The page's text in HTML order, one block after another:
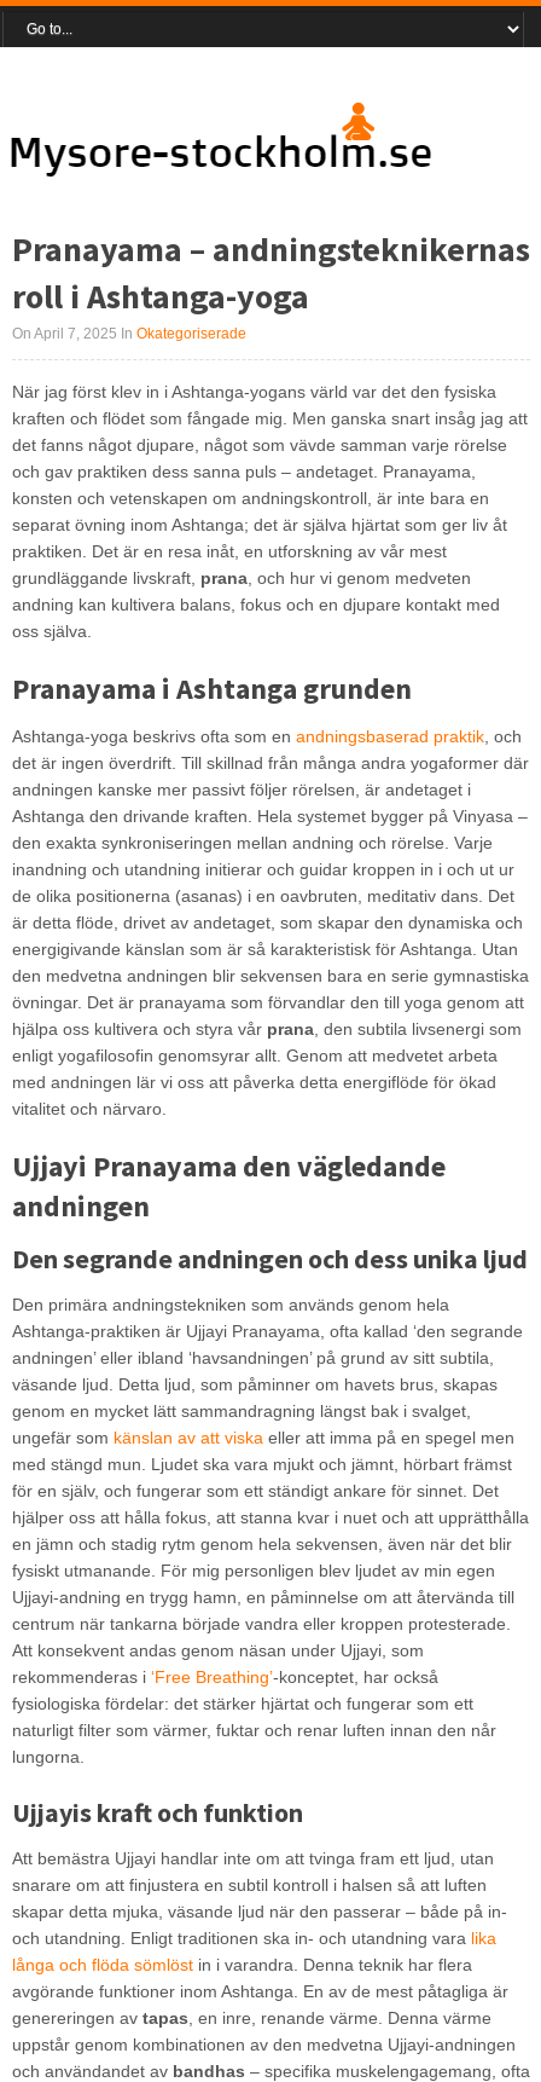
Pranayama – andningsteknikernas
roll i Ashtanga-yoga
On April 7, 2025 In Okategoriserade
När jag först klev in i Ashtanga-yogans värld var det den fysiska
kraften och flödet som fångade mig. Men ganska snart insåg jag att
det fanns något djupare, något som vävde samman varje rörelse
och gav praktiken dess sanna puls – andetaget. Pranayama,
konsten och vetenskapen om andningskontroll, är inte bara en
separat övning inom Ashtanga; det är själva hjärtat som ger liv åt
praktiken. Det är en resa inåt, en utforskning av vår mest
grundläggande livskraft, prana, och hur vi genom medveten
andning kan kultivera balans, fokus och en djupare kontakt med
oss själva.
Pranayama i Ashtanga grunden
Ashtanga-yoga beskrivs ofta som en andningsbaserad praktik, och
det är ingen överdrift. Till skillnad från många andra yogaformer där
andningen kanske mer passivt följer rörelsen, är andetaget i
Ashtanga den drivande kraften. Hela systemet bygger på Vinyasa –
den exakta synkroniseringen mellan andning och rörelse. Varje
inandning och utandning initierar och guidar kroppen in i och ut ur
de olika positionerna (asanas) i en oavbruten, meditativ dans. Det
är detta flöde, drivet av andetaget, som skapar den dynamiska och
energigivande känslan som är så karakteristisk för Ashtanga. Utan
den medvetna andningen blir sekvensen bara en serie gymnastiska
övningar. Det är pranayama som förvandlar den till yoga genom att
hjälpa oss kultivera och styra vår prana, den subtila livsenergi som
enligt yogafilosofin genomsyrar allt. Genom att medvetet arbeta
med andningen lär vi oss att påverka detta energiflöde för ökad
vitalitet och närvaro.
Ujjayi Pranayama den vägledande
andningen
Den segrande andningen och dess unika ljud
Den primära andningstekniken som används genom hela
Ashtanga-praktiken är Ujjayi Pranayama, ofta kallad ‘den segrande
andningen’ eller ibland ‘havsandningen’ på grund av sitt subtila,
väsande ljud. Detta ljud, som påminner om havets brus, skapas
genom en mycket lätt sammandragning längst bak i svalget,
ungefär som känslan av att viska eller att imma på en spegel men
med stängd mun. Ljudet ska vara mjukt och jämnt, hörbart främst
för en själv, och fungerar som ett ständigt ankare för sinnet. Det
hjälper oss att hålla fokus, att stanna kvar i nuet och att upprätthålla
en jämn och stadig rytm genom hela sekvensen, även när det blir
fysiskt utmanande. För mig personligen blev ljudet av min egen
Ujjayi-andning en trygg hamn, en påminnelse om att återvända till
centrum när tankarna började vandra eller kroppen protesterade.
Att konsekvent andas genom näsan under Ujjayi, som
rekommenderas i ‘Free Breathing’-konceptet, har också
fysiologiska fördelar: det stärker hjärtat och fungerar som ett
naturligt filter som värmer, fuktar och renar luften innan den når
lungorna.
Ujjayis kraft och funktion
Att bemästra Ujjayi handlar inte om att tvinga fram ett ljud, utan
snarare om att finjustera en subtil kontroll i halsen så att luften
skapar detta mjuka, väsande ljud när den passerar – både på in-
och utandning. Enligt traditionen ska in- och utandning vara lika
långa och flöda sömlöstin i varandra. Denna teknik har flera
avgörande funktioner inom Ashtanga. En av de mest påtagliga är
genereringen av tapas , en inre, renande värme. Denna värme
uppstår genom kombinationen av den medvetna Ujjayi-andningen
och användandet av bandhas – specifika muskelengagemang, ofta